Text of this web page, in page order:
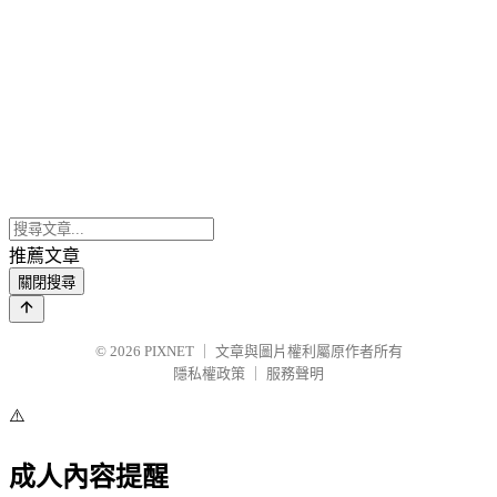
推薦文章
關閉搜尋
© 2026 PIXNET
文章與圖片權利屬原作者所有
隱私權政策
服務聲明
⚠️
成人內容提醒